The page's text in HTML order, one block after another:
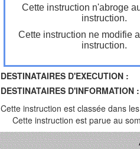
Cette instruction n'abroge
instruction.
Cette instruction ne modifie
instruction.
DESTINATAIRES D'EXECUTION :
DESTINATAIRES D'INFORMATION :
Cette instruction est classée dans
Cette instruction est parue au